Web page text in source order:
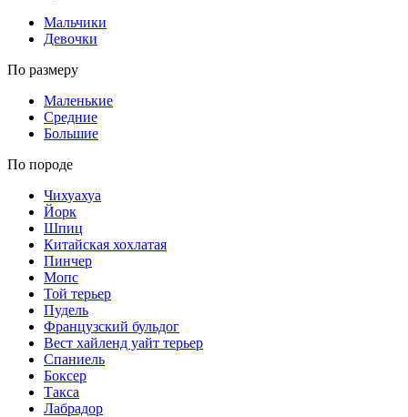
Мальчики
Девочки
По размеру
Маленькие
Средние
Большие
По породе
Чихуахуа
Йорк
Шпиц
Китайская хохлатая
Пинчер
Мопс
Той терьер
Пудель
Французский бульдог
Вест хайленд уайт терьер
Спаниель
Боксер
Такса
Лабрадор